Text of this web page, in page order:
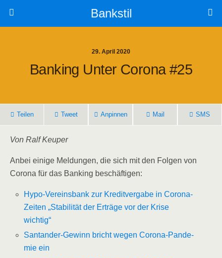
Bankstil
29. April 2020
Ban­king Unter Coro­na #25
Tei­len Tweet Anpin­nen Mail SMS
Von Ralf Keuper
Anbei eini­ge Mel­dun­gen, die sich mit den Fol­gen von
Coro­na für das Ban­king beschäftigen:
Hypo-Ver­eins­bank zur Kre­dit­ver­ga­be in Coro­na-
Zei­ten „Sta­bi­li­tät der Erträ­ge vor der Kri­se
wichtig“
San­tan­der-Gewinn bricht wegen Coro­na-Pan­de­
mie ein